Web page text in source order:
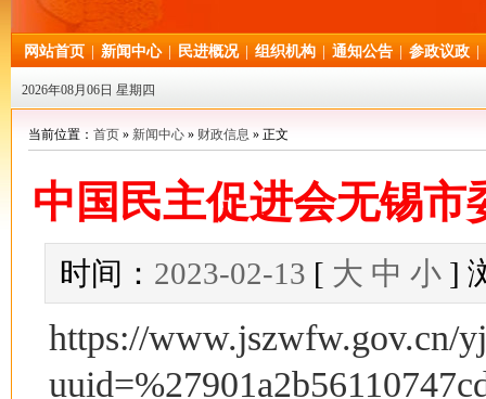
网站首页 新闻中心 民进概况 组织机构 通知公告 参政议政
2026年08月06日 星期四
当前位置： 首页 » 新闻中心 » 财政信息 » 正文
中国民主促进会无锡市
时间： 2023-02-13 [ 大 中 小 ]
https://www.jszwfw.gov.cn/